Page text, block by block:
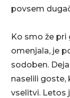
povsem
Ko smo že
omenjala, je
sodoben.
naselili goste,
vselitvi. Letos